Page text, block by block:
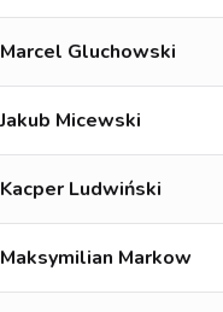
Marcel Gluchowski
Jakub Micewski
Kacper Ludwiński
Maksymilian Markow